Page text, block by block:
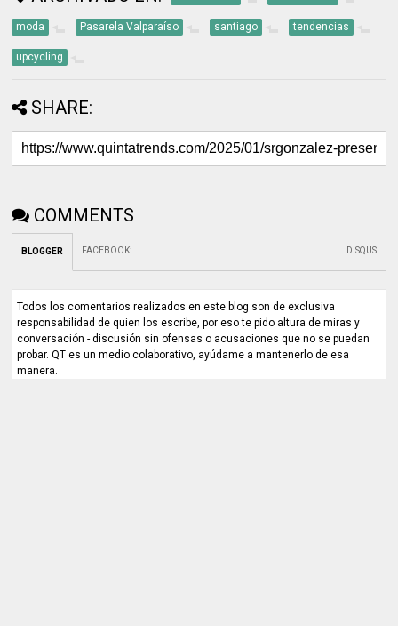
moda Pasarela Valparaíso santiago tendencias
upcycling
SHARE:
COMMENTS
BLOGGER FACEBOOK: DISQUS
Todos los comentarios realizados en este blog son de exclusiva
responsabilidad de quien los escribe, por eso te pido altura de miras y
conversación - discusión sin ofensas o acusaciones que no se puedan
probar. QT es un medio colaborativo, ayúdame a mantenerlo de esa
manera.